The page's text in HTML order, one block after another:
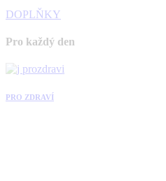
DOPLŇKY
Pro každý den
PRO ZDRAVÍ